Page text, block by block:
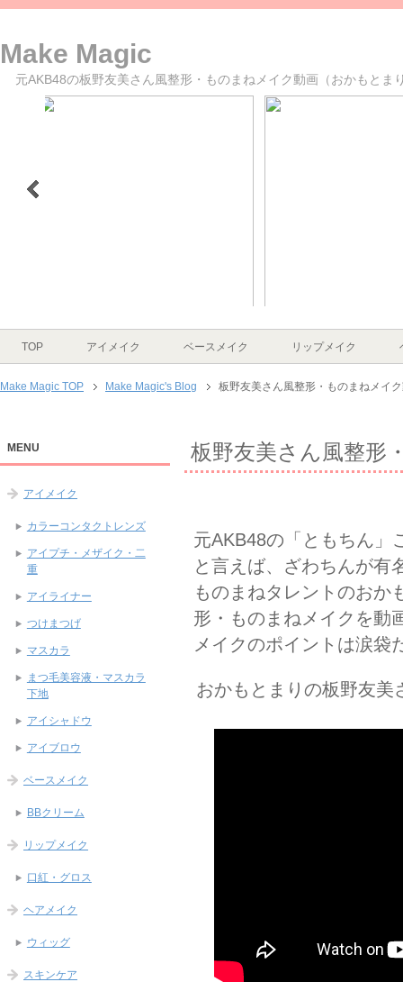
Make Magic
元AKB48の板野友美さん風整形・ものまねメイク動画（おかもとま
>
TOP
アイメイク ベースメイク リップメイク
Make Magic TOP Make Magic's Blog 板野友美さん風整形・ものまねメイ
板野友美さん風整形
元AKB48の「ともちん」
と言えば、ざわちんが有
ものまねタレントのおか
形・ものまねメイクを動
メイクのポイントは涙袋
おかもとまりの板野友美
MENU
アイメイク
カラーコンタクトレンズ
アイプチ・メザイク・二
重
アイライナー
つけまつげ
マスカラ
まつ毛美容液・マスカラ
下地
アイシャドウ
アイブロウ
ベースメイク
BBクリーム
リップメイク
口紅・グロス
ヘアメイク
ウィッグ
スキンケア